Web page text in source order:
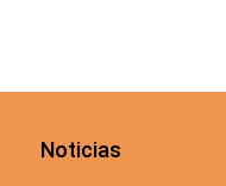
Noticias